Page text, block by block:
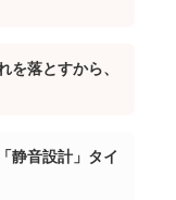
落とすから、
静音設計」タイ